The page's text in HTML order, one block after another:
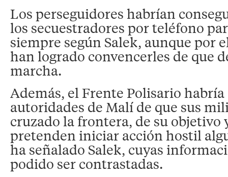
Los perseguidores habrían
los secuestradores por teléfono
siempre según Salek, aunque por
han logrado convencerles de que
marcha.
Además, el Frente Polisario
autoridades de Malí de que sus
cruzado la frontera, de su objetivo
pretenden iniciar acción hostil
ha señalado Salek, cuyas
podido ser contrastadas.